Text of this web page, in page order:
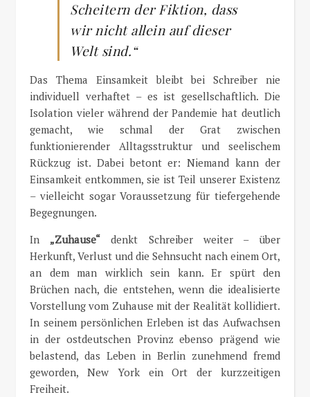
Scheitern der Fiktion, dass
wir nicht allein auf dieser
Welt sind.“
Das Thema Einsamkeit bleibt bei Schreiber nie
individuell verhaftet – es ist gesellschaftlich. Die
Isolation vieler während der Pandemie hat deutlich
gemacht, wie schmal der Grat zwischen
funktionierender Alltagsstruktur und seelischem
Rückzug ist. Dabei betont er: Niemand kann der
Einsamkeit entkommen, sie ist Teil unserer Existenz
– vielleicht sogar Voraussetzung für tiefergehende
Begegnungen.
In „Zuhause“ denkt Schreiber weiter – über
Herkunft, Verlust und die Sehnsucht nach einem Ort,
an dem man wirklich sein kann. Er spürt den
Brüchen nach, die entstehen, wenn die idealisierte
Vorstellung vom Zuhause mit der Realität kollidiert.
In seinem persönlichen Erleben ist das Aufwachsen
in der ostdeutschen Provinz ebenso prägend wie
belastend, das Leben in Berlin zunehmend fremd
geworden, New York ein Ort der kurzzeitigen
Freiheit.